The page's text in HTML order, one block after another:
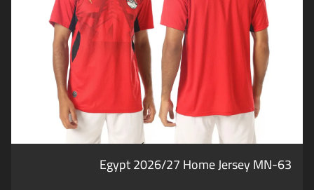
Egypt 2026/27 Home Jersey MN-63